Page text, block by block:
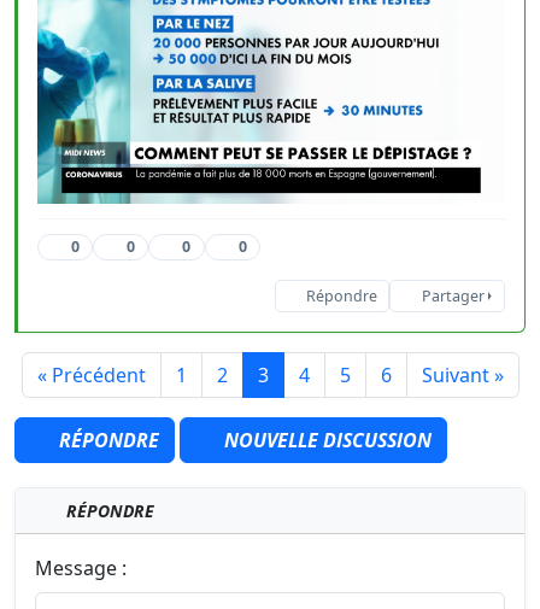
0 0 0 0
Répondre Partager
« Précédent 1 2 3 4 5 6 Suivant »
RÉPONDRE NOUVELLE DISCUSSION
RÉPONDRE
Message :